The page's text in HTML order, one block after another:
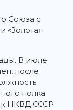
Союза с
«Золотая
В июле
после
полка
НКВД СССР